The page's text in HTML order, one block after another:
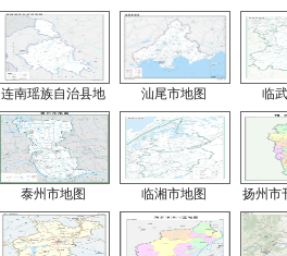
连南瑶族自治县地 汕尾市地图 临
泰州市地图 临湘市地图 扬州市